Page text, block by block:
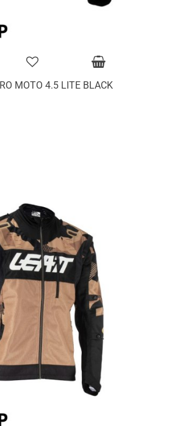
MOTO 4.5 LITE BLACK